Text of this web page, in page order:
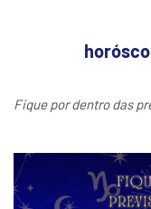
Fique por dentro das